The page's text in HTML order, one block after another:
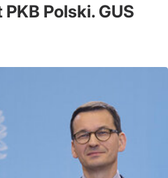
Polski. GUS